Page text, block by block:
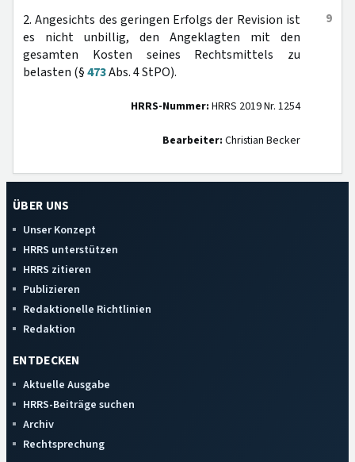
9
2. Angesichts des geringen Erfolgs der Revision ist
es nicht unbillig, den Angeklagten mit den
gesamten Kosten seines Rechtsmittels zu
belasten (§473Abs. 4 StPO).
HRRS-Nummer: HRRS 2019 Nr. 1254
Bearbeiter: Christian Becker
ÜBER UNS
Unser Konzept
HRRS unterstützen
HRRS zitieren
Publizieren
Redaktionelle Richtlinien
Redaktion
ENTDECKEN
Aktuelle Ausgabe
HRRS-Beiträge suchen
Archiv
Rechtsprechung